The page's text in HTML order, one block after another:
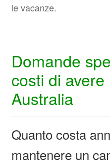
le vacanze.
Domande
costi di
Australia
Quanto costa
mantenere un